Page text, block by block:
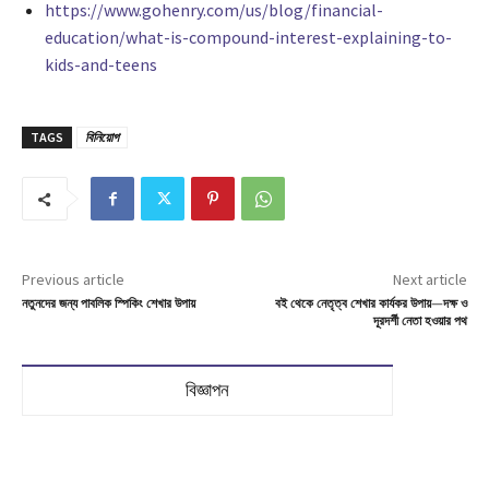
https://www.gohenry.com/us/blog/financial-
education/what-is-compound-interest-explaining-to-
kids-and-teens
TAGS বিনিয়োগ
Previous article
নতুনদের জন্য পাবলিক স্পিকিং শেখার উপায়
Next article
বই থেকে নেতৃত্ব শেখার কার্যকর উপায়—দক্ষ ও
দূরদর্শী নেতা হওয়ার পথ
বিজ্ঞাপন